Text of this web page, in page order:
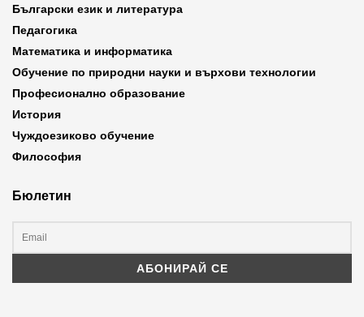
Български език и литература
Педагогика
Математика и информатика
Обучение по природни науки и върхови технологии
Професионално образование
История
Чуждоезиково обучение
Философия
Бюлетин